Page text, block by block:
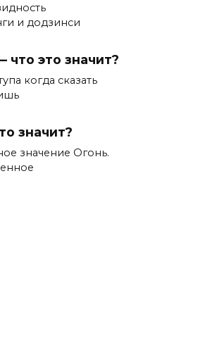
и додзинси
что это значит?
когда сказать
значит?
значение Огонь.